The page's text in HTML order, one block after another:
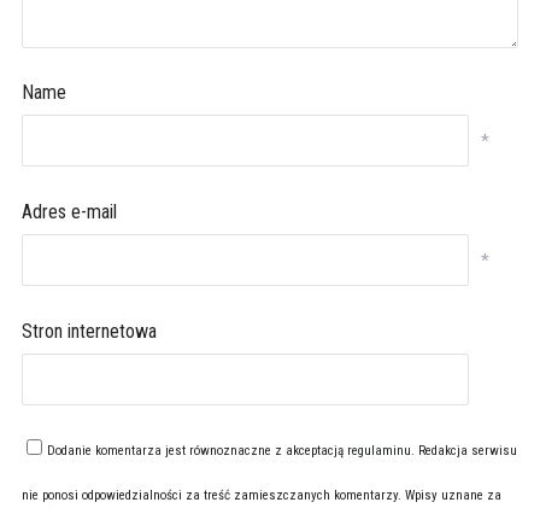
Name
*
Adres e-mail
*
Stron internetowa
Dodanie komentarza jest równoznaczne z akceptacją regulaminu. Redakcja serwisu
nie ponosi odpowiedzialności za treść zamieszczanych komentarzy. Wpisy uznane za